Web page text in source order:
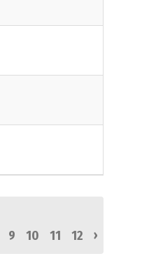
9 10 11 12 ›